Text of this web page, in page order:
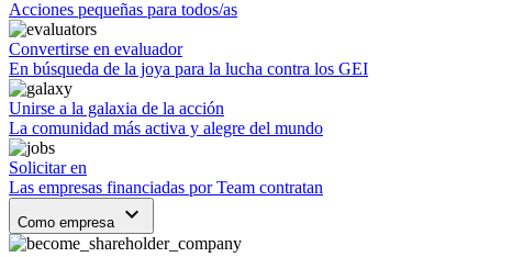
Acciones pequeñas para todos/as
Convertirse en evaluador
En búsqueda de la joya para la lucha contra los GEI
Unirse a la galaxia de la acción
La comunidad más activa y alegre del mundo
Solicitar en
Las empresas financiadas por Team contratan
Como empresa keyboard_arrow_down